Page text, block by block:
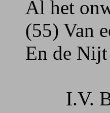
Al het
(55) Van
En de
I.V.